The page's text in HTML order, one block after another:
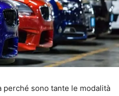
perché sono tante le modalità